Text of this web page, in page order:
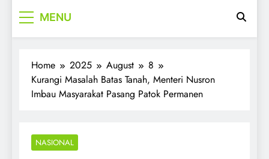
MENU
Home 2025 August
8
Kurangi Masalah Batas Tanah, Menteri Nusron
Imbau Masyarakat Pasang Patok Permanen
NASIONAL